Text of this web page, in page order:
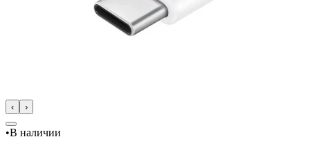
‹ ›
•В наличии